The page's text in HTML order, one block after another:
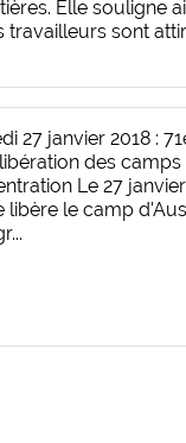
Elle souligne
sont
27 janvier 2018 :
des camps
Le 27
libère le camp